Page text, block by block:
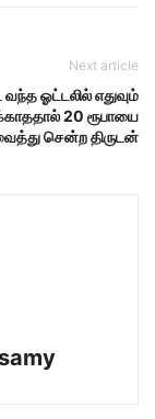
Next article
வந்த ஓட்டலில் எதுவும்
20 ரூபாயை
சென்ற திருடன்